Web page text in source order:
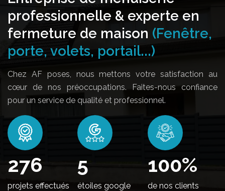
professionnelle & experte en
fermeture de maison (Fenêtre,
porte, volets, portail...)
Chez AF poses, nous mettons votre satisfaction au
cœur de nos préoccupations. Faites-nous confiance
pour un service de qualité et professionnel.
330
projets effectués
5
étoiles google
100%
de nos clients